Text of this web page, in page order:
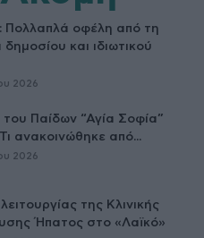
Πολλαπλά οφέλη από τη
και ιδιωτικού
2026
Παίδων “Αγία Σοφία”
ανακοινώθηκε από...
2026
της Κλινικής
Ήπατος στο «Λαϊκό»